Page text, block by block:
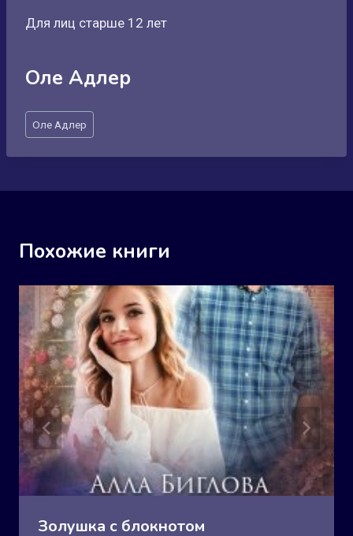
Для лиц старше 12 лет
Оле Адлер
Метки
записи:
Оле Адлер
Похожие книги
Золушка с блокнотом